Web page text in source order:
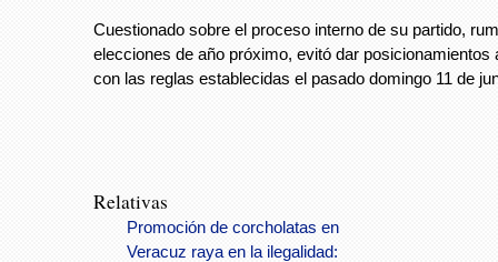
Cuestionado sobre el proceso interno de su partido,
elecciones de año próximo, evitó dar posicionamientos
con las reglas establecidas el pasado domingo 11 de
Relativas
Promoción de corcholatas en
Veracuz raya en la ilegalidad: